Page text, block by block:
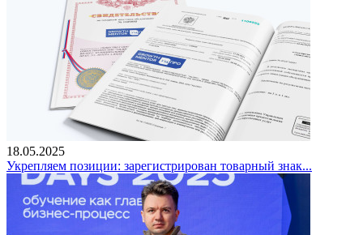
18.05.2025
Укрепляем позиции: зарегистрирован товарный знак...